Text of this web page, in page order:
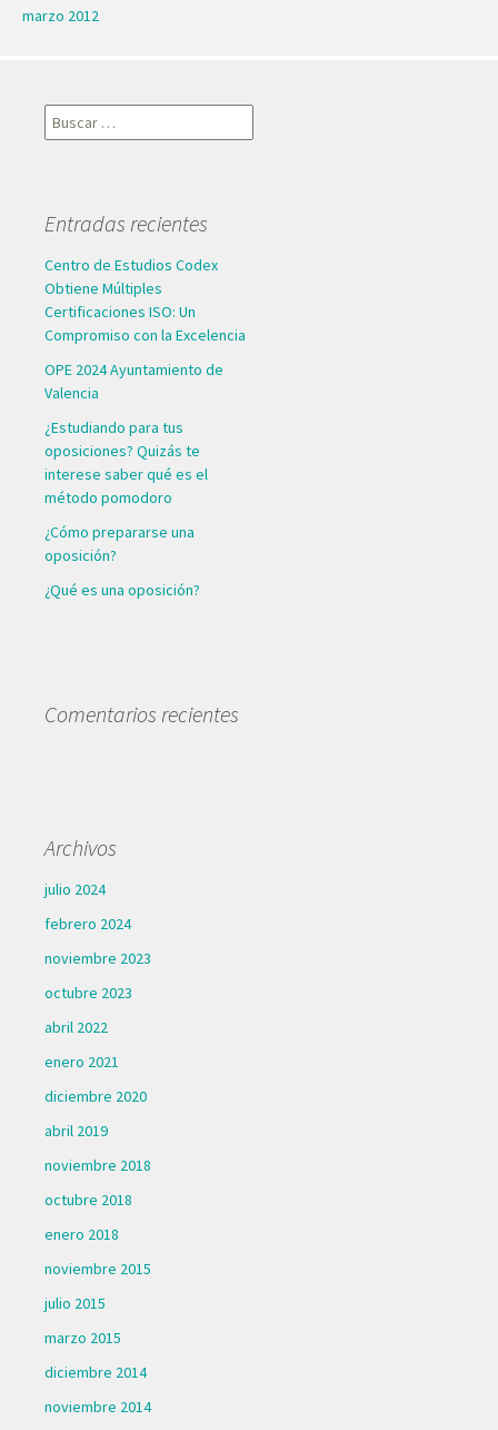
marzo 2012
Buscar:
Entradas recientes
Centro de Estudios Codex
Obtiene Múltiples
Certificaciones ISO: Un
Compromiso con la Excelencia
OPE 2024 Ayuntamiento de
Valencia
¿Estudiando para tus
oposiciones? Quizás te
interese saber qué es el
método pomodoro
¿Cómo prepararse una
oposición?
¿Qué es una oposición?
Comentarios recientes
Archivos
julio 2024
febrero 2024
noviembre 2023
octubre 2023
abril 2022
enero 2021
diciembre 2020
abril 2019
noviembre 2018
octubre 2018
enero 2018
noviembre 2015
julio 2015
marzo 2015
diciembre 2014
noviembre 2014